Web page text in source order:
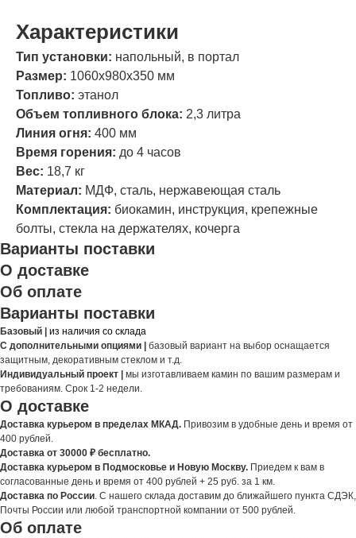
Характеристики
Тип установки: напольный, в портал
Размер: 1060х980х350 мм
Топливо: этанол
Объем топливного блока: 2,3 литра
Линия огня: 400 мм
Время горения: до 4 часов
Вес: 18,7 кг
Материал: МДФ, сталь, нержавеющая сталь
Комплектация: биокамин, инструкция, крепежные
болты, стекла на держателях, кочерга
Варианты поставки
О доставке
Об оплате
Варианты поставки
Базовый | из наличия со склада
С дополнительными опциями | базовый вариант на выбор оснащается
защитным, декоративным стеклом и т.д.
Индивидуальный проект | мы изготавливаем камин по вашим размерам и
требованиям. Срок 1-2 недели.
О доставке
Доставка курьером в пределах МКАД. Привозим в удобные день и время от
400 рублей.
Доставка от 30000 ₽ бесплатно.
Доставка курьером в Подмосковье и Новую Москву. Приедем к вам в
согласованные день и время от 400 рублей + 25 руб. за 1 км.
Доставка по России. С нашего склада доставим до ближайшего пункта СДЭК,
Почты России или любой транспортной компании от 500 рублей.
Об оплате